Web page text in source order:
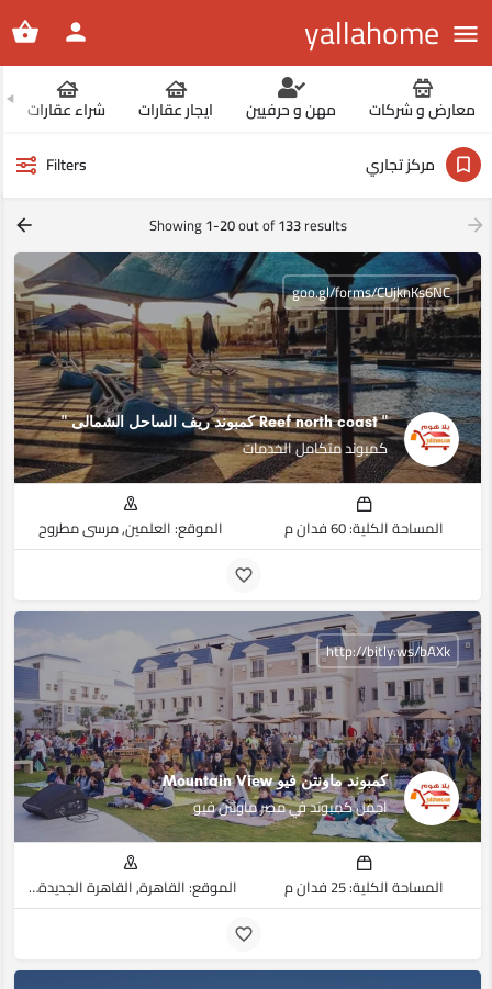
yallahome
معارض و شركات مهن و حرفيين ايجار عقارات
شراء عقارات
مركز تجاري
Filters
Showing1-20out of133results
" Reef north coast كمبوند ريف الساحل الشمالى ‏"
كمبوند متكامل الخدمات
goo.gl/forms/CUjknKs6NC
المساحة الكلية: 60 فدان م الموقع: العلمين, مرسى مطروح
كمبوند ماونتن فيو Mountain View
اجمل كمبوند في مصر ماونتن فيو
http://bitly.ws/bAXk
المساحة الكلية: 25 فدان م الموقع: القاهرة, القاهرة الجديدة, التجمع الخامس